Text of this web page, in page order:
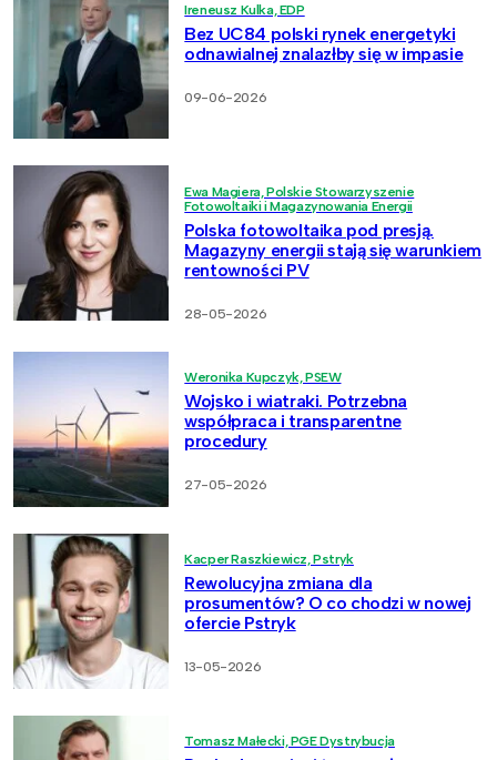
Ireneusz Kulka, EDP
Bez UC84 polski rynek energetyki
odnawialnej znalazłby się w impasie
09-06-2026
Ewa Magiera, Polskie Stowarzyszenie
Fotowoltaiki i Magazynowania Energii
Polska fotowoltaika pod presją.
Magazyny energii stają się warunkiem
rentowności PV
28-05-2026
Weronika Kupczyk, PSEW
Wojsko i wiatraki. Potrzebna
współpraca i transparentne
procedury
27-05-2026
Kacper Raszkiewicz, Pstryk
Rewolucyjna zmiana dla
prosumentów? O co chodzi w nowej
ofercie Pstryk
13-05-2026
Tomasz Małecki, PGE Dystrybucja